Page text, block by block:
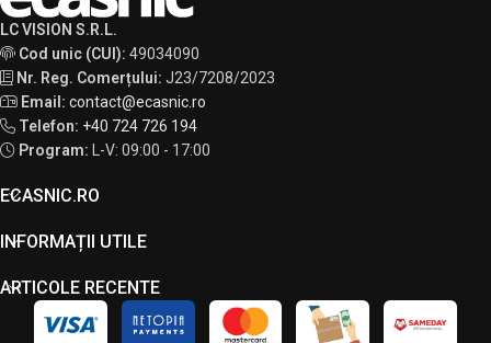
LC VISION S.R.L.
Cod unic (CUI): 49034090
Nr. Reg. Comerțului: J23/7208/2023
Email: contact@ecasnic.ro
Telefon: +40 724 726 194
Program:
L-V: 09:00 - 17:00
ECASNIC.RO
INFORMAȚII UTILE
ARTICOLE RECENTE